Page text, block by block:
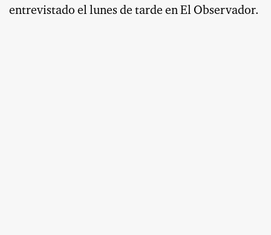
entrevistado el lunes de tarde en El Observador.